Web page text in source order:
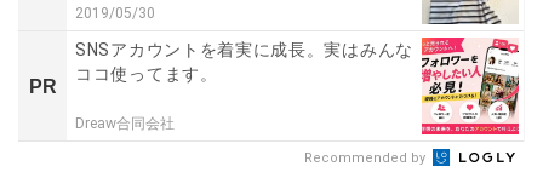
2019/05/30
PR
SNSアカウントを着実に成長。実はみんな
ココ使ってます。
Dreaw合同会社
Recommended by